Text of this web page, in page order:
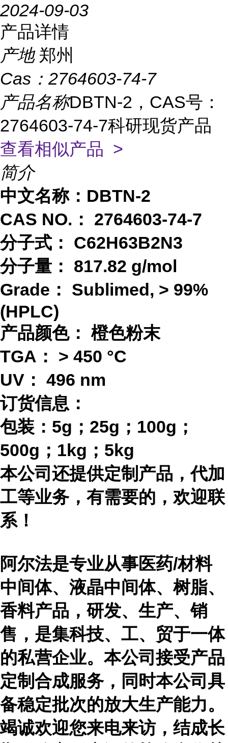
2024-09-03
产品详情
产地 郑州
Cas： 2764603-74-7
产品名称DBTN-2，CAS号：
2764603-74-7科研现货产品
查看相似产品 >
简介
中文名称： DBTN-2
CAS NO.：
2764603-74-7
分子式：
C62H63B2N3
分子量：
817.82 g/mol
Grade：
Sublimed, > 99%
(HPLC)
产品颜色： 橙色粉末
TGA：
> 450 °C
UV： 496 nm
订货信息：
包装： 5g；25g；100g；
500g；1kg；5kg
本公司还提供定制产品，代加
工等业务，有需要的，欢迎联
系！
阿尔法是专业从事医药/材料
中间体、液晶中间体、树脂、
香料产品，研发、生产、销
售，是集科技、工、贸于一体
的私营企业。本公司接受产品
定制合成服务，同时本公司具
备稳定批次的放大生产能力。
竭诚欢迎您来电来访，结成长